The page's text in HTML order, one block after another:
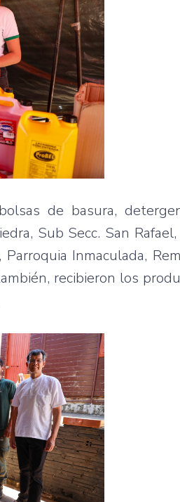
de basura,
Sub Secc. San
Inmaculada,
recibieron los